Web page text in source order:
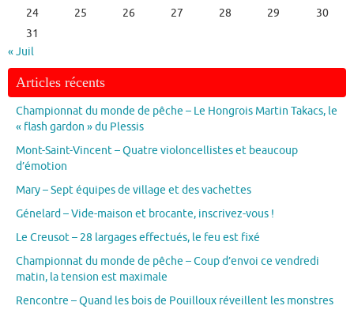
24
25 26 27 28 29
30
31
« Juil
Articles récents
Championnat du monde de pêche – Le Hongrois Martin Takacs, le
« flash gardon » du Plessis
Mont-Saint-Vincent – Quatre violoncellistes et beaucoup
d’émotion
Mary – Sept équipes de village et des vachettes
Génelard – Vide-maison et brocante, inscrivez-vous !
Le Creusot – 28 largages effectués, le feu est fixé
Championnat du monde de pêche – Coup d’envoi ce vendredi
matin, la tension est maximale
Rencontre – Quand les bois de Pouilloux réveillent les monstres